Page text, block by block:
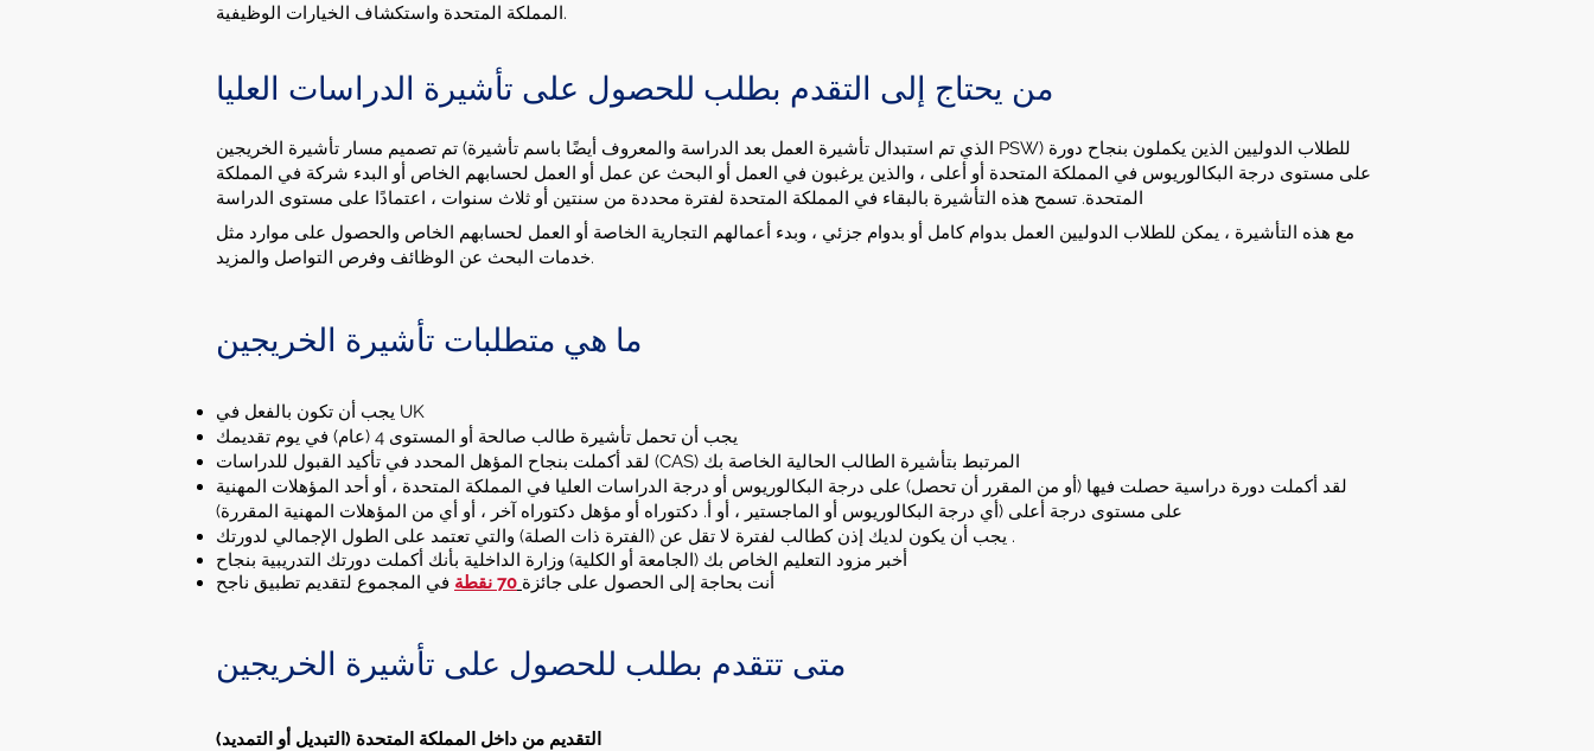
المملكة المتحدة واستكشاف الخيارات الوظيفية.
من يحتاج إلى التقدم بطلب للحصول على تأشيرة الدراسات العليا
تم تصميم مسار تأشيرة الخريجين (الذي تم استبدال تأشيرة العمل بعد الدراسة والمعروف أيضًا باسم تأشيرة PSW) للطلاب الدوليين الذين يكملون بنجاح دورة
على مستوى درجة البكالوريوس في المملكة المتحدة أو أعلى ، والذين يرغبون في العمل أو البحث عن عمل أو العمل لحسابهم الخاص أو البدء شركة في المملكة
المتحدة. تسمح هذه التأشيرة بالبقاء في المملكة المتحدة لفترة محددة من سنتين أو ثلاث سنوات ، اعتمادًا على مستوى الدراسة
مع هذه التأشيرة ، يمكن للطلاب الدوليين العمل بدوام كامل أو بدوام جزئي ، وبدء أعمالهم التجارية الخاصة أو العمل لحسابهم الخاص والحصول على موارد مثل
خدمات البحث عن الوظائف وفرص التواصل والمزيد.
ما هي متطلبات تأشيرة الخريجين
يجب أن تكون بالفعل في UK
يجب أن تحمل تأشيرة طالب صالحة أو المستوى 4 (عام) في يوم تقديمك
لقد أكملت بنجاح المؤهل المحدد في تأكيد القبول للدراسات (CAS) المرتبط بتأشيرة الطالب الحالية الخاصة بك
لقد أكملت دورة دراسية حصلت فيها (أو من المقرر أن تحصل) على درجة البكالوريوس أو درجة الدراسات العليا في المملكة المتحدة ، أو أحد المؤهلات المهنية
على مستوى درجة أعلى (أي درجة البكالوريوس أو الماجستير ، أو أ. دكتوراه أو مؤهل دكتوراه آخر ، أو أي من المؤهلات المهنية المقررة)
يجب أن يكون لديك إذن كطالب لفترة لا تقل عن (الفترة ذات الصلة) والتي تعتمد على الطول الإجمالي لدورتك .
أخبر مزود التعليم الخاص بك (الجامعة أو الكلية) وزارة الداخلية بأنك أكملت دورتك التدريبية بنجاح
أنت بحاجة إلى الحصول على جائزة 70 نقطة
متى تتقدم بطلب للحصول على تأشيرة الخريجين
التقديم من داخل المملكة المتحدة (التبديل أو التمديد)